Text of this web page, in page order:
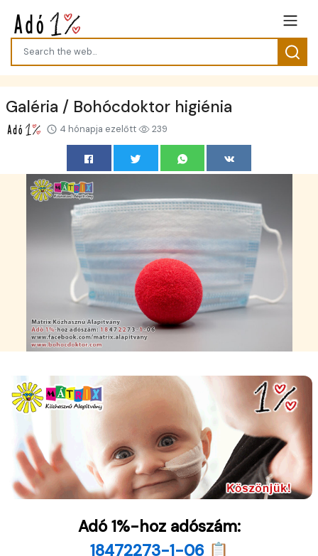
Galéria / Bohócdoktor higiénia
4 hónapja ezelőtt 239
Adó 1%-hoz adószám:
18472273-1-06 📋